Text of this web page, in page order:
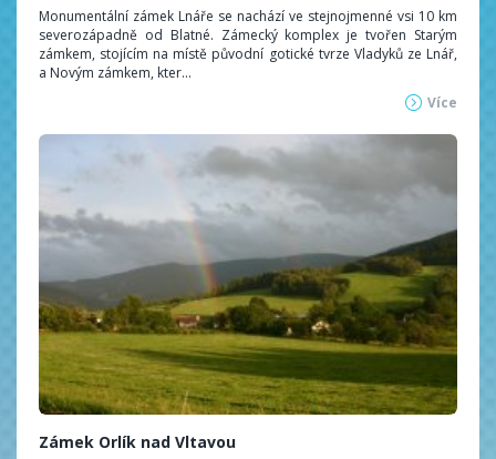
Monumentální zámek Lnáře se nachází ve stejnojmenné vsi 10 km
severozápadně od Blatné. Zámecký komplex je tvořen Starým
zámkem, stojícím na místě původní gotické tvrze Vladyků ze Lnář,
a Novým zámkem, kter...
Více
Zámek Orlík nad Vltavou